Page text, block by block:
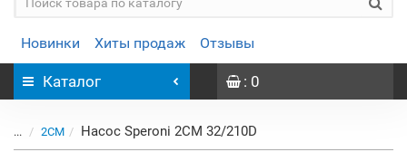
Новинки Хиты продаж Отзывы
Каталог : 0
... 2CM Насос Speroni 2CM 32/210D